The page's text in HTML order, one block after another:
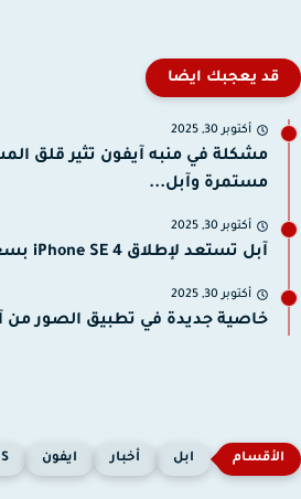
قد يعجبك ايضا
أكتوبر 30, 2025
مشكلة في منبه آيفون تثير قلق
مستمرة وآبل...
أكتوبر 30, 2025
آبل تستعد لإطلاق iPhone SE 4 بسعر أقل من 500...
أكتوبر 30, 2025
خاصية جديدة في تطبيق الصور من
ابل أخبار ايفون iOS